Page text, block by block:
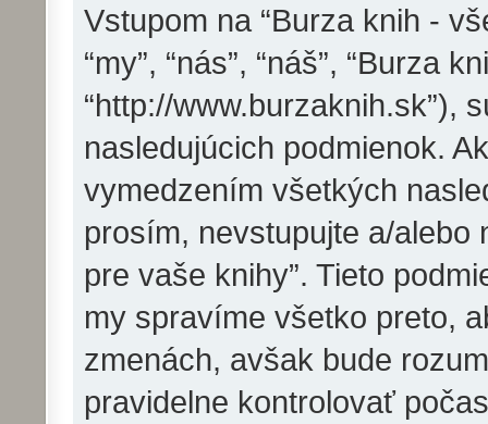
Vstupom na “Burza knih -
“my”, “nás”, “náš”, “Burza
“http://www.burzaknih.sk”),
nasledujúcich podmienok.
vymedzením všetkých
prosím, nevstupujte a/alebo
pre vaše knihy”. Tieto
my spravíme všetko preto,
zmenách, avšak bude
pravidelne kontrolovať